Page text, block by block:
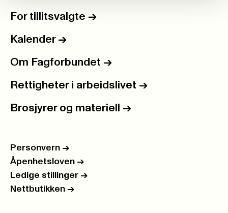
For tillitsvalgte ->
Kalender ->
Om Fagforbundet ->
Rettigheter i arbeidslivet ->
Brosjyrer og materiell ->
Personvern ->
Åpenhetsloven ->
Ledige stillinger ->
Nettbutikken ->